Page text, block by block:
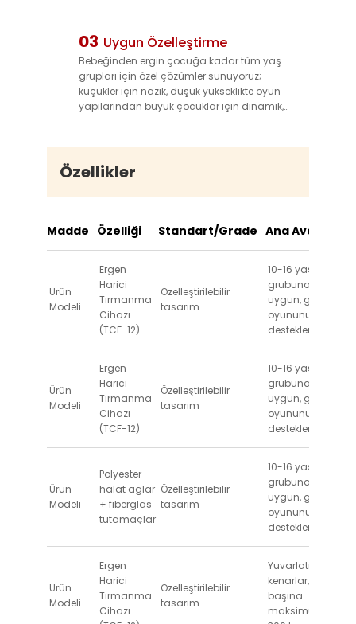
güvende olmasını sağlarken park
işletmecilerine rahatlık verir.
03 Uygun Özelleştirme
Bebeğinden ergin çocuğa kadar tüm yaş
grupları için özel çözümler sunuyoruz;
küçükler için nazik, düşük yükseklikte oyun
yapılarından büyük çocuklar için dinamik,
boyutlarına ve temalara (örneğin korsan,
uzay, doğa) uyarlanabilir, markanıza
uygun benzersiz ve ilgi çekici bir alan
yaratmanıza olanak tanır.
Özellikler
Madde Özelliği Standart/Grade Ana Avantaj
Ürün
Modeli
Ergen
Harici
Tırmanma
Cihazı
(TCF-12)
Özelleştirilebilir
tasarım
10-16 yaş
grubuna
uygun, grup
oyununu
destekler
Ürün
Modeli
Ergen
Harici
Tırmanma
Cihazı
(TCF-12)
Özelleştirilebilir
tasarım
10-16 yaş
grubuna
uygun, grup
oyununu
destekler
Ürün
Modeli
Polyester
halat ağlar
+ fiberglas
tutamaçlar
Özelleştirilebilir
tasarım
10-16 yaş
grubuna
uygun, grup
oyununu
destekler
Ürün
Modeli
Ergen
Harici
Tırmanma
Cihazı
Özelleştirilebilir
tasarım
Yuvarlatılmış
kenarlar, bölüm
başına
maksimum